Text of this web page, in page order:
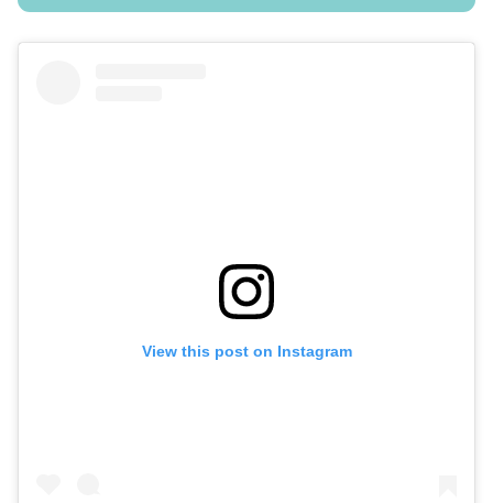
View this post on Instagram